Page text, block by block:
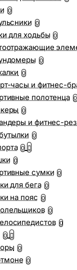
0
0
для ходьбы 0
0
0
часы и фитнес-
полотенца 0
0
и фитнес-
0
0
0
сумки 0
для бега 0
на пояс 0
0
0
0
0
0